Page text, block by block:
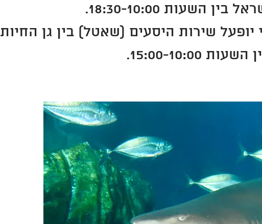
השעות 18:30-10:00.
ערב חג שני יופעל שירות היסעים (שאטל) בין גן החיות
10:00.